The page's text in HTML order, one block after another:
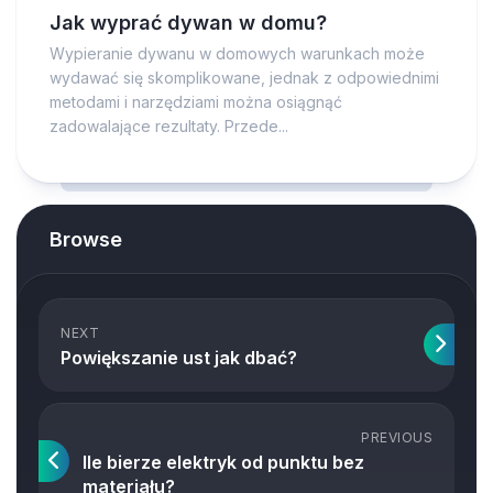
Jak wyprać dywan w domu?
Wypieranie dywanu w domowych warunkach może
wydawać się skomplikowane, jednak z odpowiednimi
metodami i narzędziami można osiągnąć
zadowalające rezultaty. Przede...
Browse
NEXT
Powiększanie ust jak dbać?
PREVIOUS
Ile bierze elektryk od punktu bez
materiału?